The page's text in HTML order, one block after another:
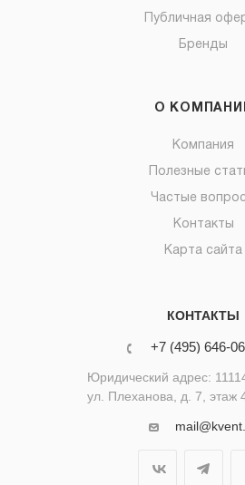
Публичная
Бренды
О
Компания
Полезные
Частые
Контакты
Карта сайта
КОНТАКТЫ
+7 (495) 646-
Юридический адрес:
ул. Плеханова, д. 7, этаж